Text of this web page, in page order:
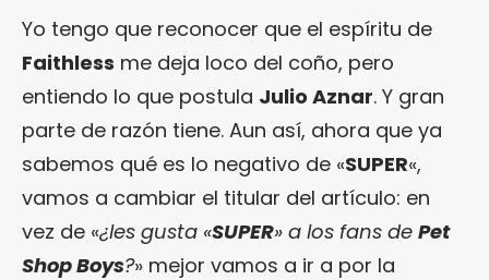
Yo tengo que reconocer que el espíritu de
Faithless me deja loco del coño, pero
entiendo lo que postula Julio Aznar. Y gran
parte de razón tiene. Aun así, ahora que ya
sabemos qué es lo negativo de «SUPER«,
vamos a cambiar el titular del artículo: en
vez de «¿les gusta «SUPER» a los fans de Pet
Shop Boys?» mejor vamos a ir a por la